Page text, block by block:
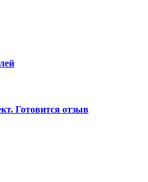
Готовится отзыв